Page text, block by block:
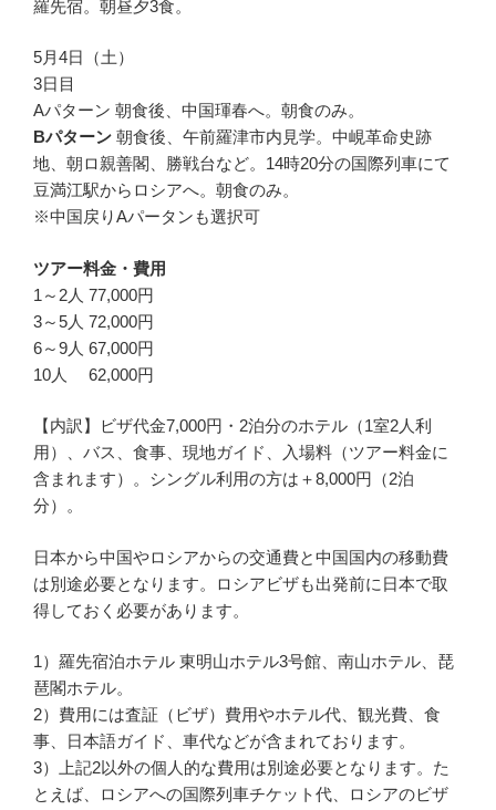
羅先宿。朝昼夕3食。
5月4日（土）
3日目
Aパターン 朝食後、中国琿春へ。朝食のみ。
Bパターン 朝食後、午前羅津市内見学。中峴革命史跡
地、朝ロ親善閣、勝戦台など。14時20分の国際列車にて
豆満江駅からロシアへ。朝食のみ。
※中国戻りAパータンも選択可
ツアー料金・費用
1～2人 77,000円
3～5人 72,000円
6～9人 67,000円
10人 62,000円
【内訳】ビザ代金7,000円・2泊分のホテル（1室2人利
用）、バス、食事、現地ガイド、入場料（ツアー料金に
含まれます）。シングル利用の方は＋8,000円（2泊
分）。
日本から中国やロシアからの交通費と中国国内の移動費
は別途必要となります。ロシアビザも出発前に日本で取
得しておく必要があります。
1）羅先宿泊ホテル 東明山ホテル3号館、南山ホテル、琵
琶閣ホテル。
2）費用には査証（ビザ）費用やホテル代、観光費、食
事、日本語ガイド、車代などが含まれております。
3）上記2以外の個人的な費用は別途必要となります。た
とえば、ロシアへの国際列車チケット代、ロシアのビザ